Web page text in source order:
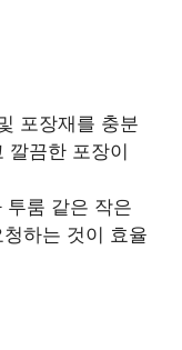
포장재를 충분
깔끔한 포장이
투룸 같은 작은
하는 것이 효율